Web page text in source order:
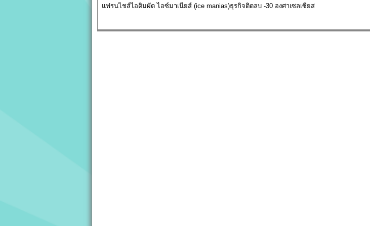
แฟรนไชส์ไอติมผัด ไอซ์มาเนียส์ (ice manias)ธุรกิจติดลบ -30 องศาเซลเซียส